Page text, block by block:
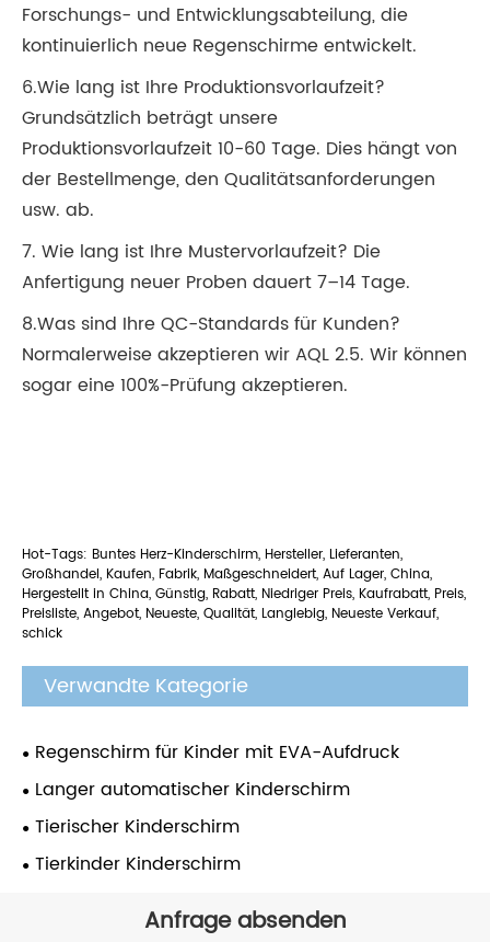
Forschungs- und Entwicklungsabteilung, die
kontinuierlich neue Regenschirme entwickelt.
6.Wie lang ist Ihre Produktionsvorlaufzeit?
Grundsätzlich beträgt unsere
Produktionsvorlaufzeit 10-60 Tage. Dies hängt von
der Bestellmenge, den Qualitätsanforderungen
usw. ab.
7. Wie lang ist Ihre Mustervorlaufzeit? Die
Anfertigung neuer Proben dauert 7–14 Tage.
8.Was sind Ihre QC-Standards für Kunden?
Normalerweise akzeptieren wir AQL 2.5. Wir können
sogar eine 100%-Prüfung akzeptieren.
Hot-Tags: Buntes Herz-Kinderschirm, Hersteller, Lieferanten,
Großhandel, Kaufen, Fabrik, Maßgeschneidert, Auf Lager, China,
Hergestellt in China, Günstig, Rabatt, Niedriger Preis, Kaufrabatt, Preis,
Preisliste, Angebot, Neueste, Qualität, Langlebig, Neueste Verkauf,
schick
Verwandte Kategorie
Regenschirm für Kinder mit EVA-Aufdruck
Langer automatischer Kinderschirm
Tierischer Kinderschirm
Tierkinder Kinderschirm
Anfrage absenden